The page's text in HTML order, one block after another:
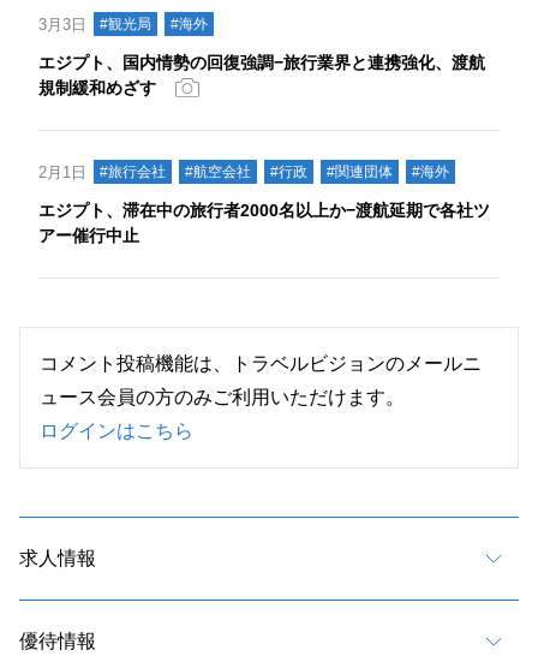
3月3日 #観光局 #海外
エジプト、国内情勢の回復強調−旅行業界と連携強化、渡航
規制緩和めざす
2月1日 #旅行会社 #航空会社 #行政 #関連団体 #海外
エジプト、滞在中の旅行者2000名以上か−渡航延期で各社ツ
アー催行中止
コメント投稿機能は、トラベルビジョンのメールニ
ュース会員の方のみご利用いただけます。
ログインはこちら
求人情報
優待情報